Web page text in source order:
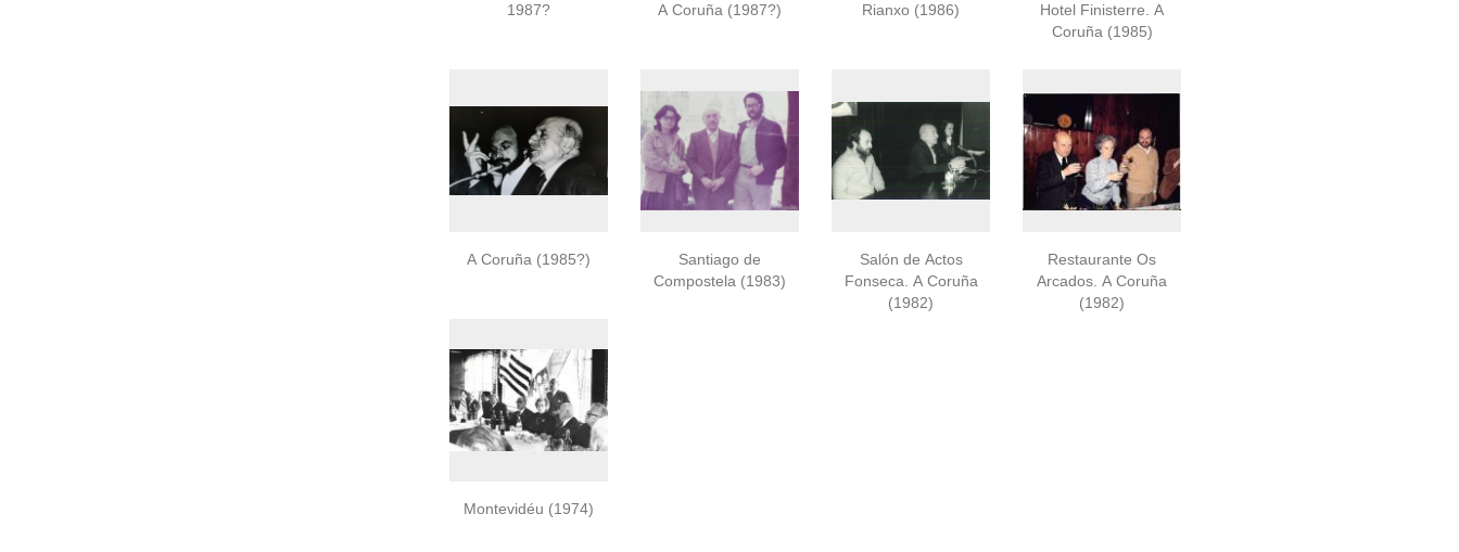
1987? A Coruña (1987?) Rianxo (1986)
Hotel Finisterre. A
Coruña (1985)
A Coruña (1985?)
Santiago de
Compostela (1983)
Salón de Actos
Fonseca. A Coruña
(1982)
Restaurante Os
Arcados. A Coruña
(1982)
Montevidéu (1974)